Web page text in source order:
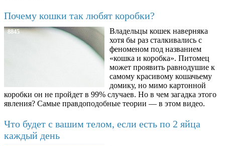
Почему кошки так любят коробки?
8845
Владельцы кошек наверняка
хотя бы раз сталкивались с
феноменом под названием
«кошка и коробка». Питомец
может проявить равнодушие к
самому красивому кошачьему
домику, но мимо картонной
коробки он не пройдет в 99% случаев. Но в чем загадка этого
явления? Самые правдоподобные теории — в этом видео.
Что будет с вашим телом, если есть по 2 яйца
каждый день